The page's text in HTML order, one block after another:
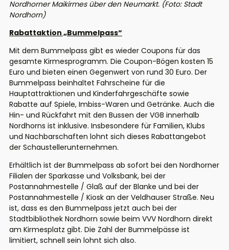
Nordhorner Maikirmes über den Neumarkt. (Foto: Stadt
Nordhorn)
Rabattaktion „Bummelpass“
Mit dem Bummelpass gibt es wieder Coupons für das
gesamte Kirmesprogramm. Die Coupon-Bögen kosten 15
Euro und bieten einen Gegenwert von rund 30 Euro. Der
Bummelpass beinhaltet Fahrscheine für die
Hauptattraktionen und Kinderfahrgeschäfte sowie
Rabatte auf Spiele, Imbiss-Waren und Getränke. Auch die
Hin- und Rückfahrt mit den Bussen der VGB innerhalb
Nordhorns ist inklusive. Insbesondere für Familien, Klubs
und Nachbarschaften lohnt sich dieses Rabattangebot
der Schaustellerunternehmen.
Erhältlich ist der Bummelpass ab sofort bei den Nordhorner
Filialen der Sparkasse und Volksbank, bei der
Postannahmestelle / Glaß auf der Blanke und bei der
Postannahmestelle / Kiosk an der Veldhauser Straße. Neu
ist, dass es den Bummelpass jetzt auch bei der
Stadtbibliothek Nordhorn sowie beim VVV Nordhorn direkt
am Kirmesplatz gibt. Die Zahl der Bummelpässe ist
limitiert, schnell sein lohnt sich also.